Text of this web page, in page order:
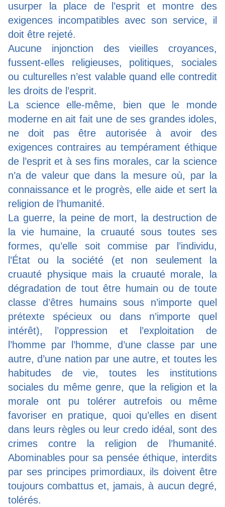
usurper la place de l’esprit et montre des
exigences incompatibles avec son service, il
doit être rejeté.
Aucune injonction des vieilles croyances,
fussent-elles religieuses, politiques, sociales
ou culturelles n’est valable quand elle contredit
les droits de l’esprit.
La science elle-même, bien que le monde
moderne en ait fait une de ses grandes idoles,
ne doit pas être autorisée à avoir des
exigences contraires au tempérament éthique
de l’esprit et à ses fins morales, car la science
n’a de valeur que dans la mesure où, par la
connaissance et le progrès, elle aide et sert la
religion de l’humanité.
La guerre, la peine de mort, la destruction de
la vie humaine, la cruauté sous toutes ses
formes, qu’elle soit commise par l’individu,
l’État ou la société (et non seulement la
cruauté physique mais la cruauté morale, la
dégradation de tout être humain ou de toute
classe d’êtres humains sous n’importe quel
prétexte spécieux ou dans n’importe quel
intérêt), l’oppression et l’exploitation de
l’homme par l’homme, d’une classe par une
autre, d’une nation par une autre, et toutes les
habitudes de vie, toutes les institutions
sociales du même genre, que la religion et la
morale ont pu tolérer autrefois ou même
favoriser en pratique, quoi qu’elles en disent
dans leurs règles ou leur credo idéal, sont des
crimes contre la religion de l’humanité.
Abominables pour sa pensée éthique, interdits
par ses principes primordiaux, ils doivent être
toujours combattus et, jamais, à aucun degré,
tolérés.